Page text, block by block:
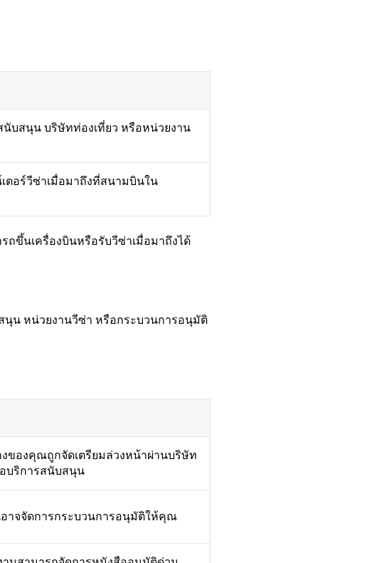
บสนุน บริษัทท่องเที่ยว หรือหน่วยงาน
ตอร์วีซ่าเมื่อมาถึงที่สนามบินใน
ขึ้นเครื่องบินหรือรับวีซ่าเมื่อมาถึงได้
นุน หน่วยงานวีซ่า หรือกระบวนการอนุมัติ
งของคุณถูกจัดเตรียมล่วงหน้าผ่านบริษัท
บริการสนับสนุน
าจจัดการกระบวนการอนุมัติให้คุณ